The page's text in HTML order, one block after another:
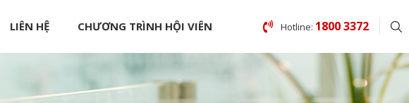
LIÊN HỆ CHƯƠNG TRÌNH HỘI VIÊN Hotline: 1800 3372